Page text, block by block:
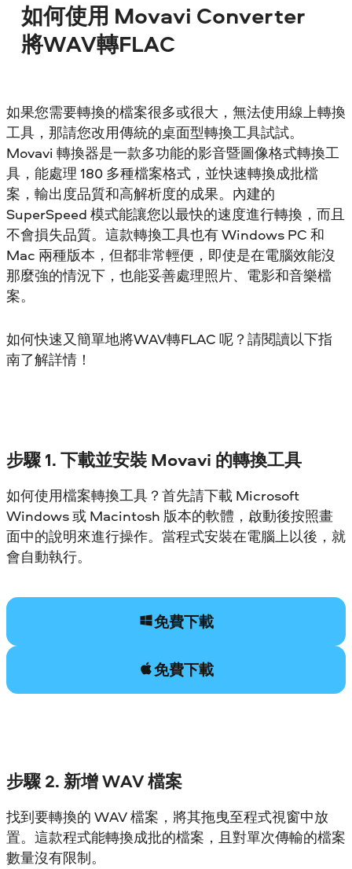
如何使用 Movavi Converter
將WAV轉FLAC
如果您需要轉換的檔案很多或很大，無法使用線上轉換
工具，那請您改用傳統的桌面型轉換工具試試。
Movavi 轉換器是一款多功能的影音暨圖像格式轉換工
具，能處理 180 多種檔案格式，並快速轉換成批檔
案，輸出度品質和高解析度的成果。內建的
SuperSpeed 模式能讓您以最快的速度進行轉換，而且
不會損失品質。這款轉換工具也有 Windows PC 和
Mac 兩種版本，但都非常輕便，即使是在電腦效能沒
那麼強的情況下，也能妥善處理照片、電影和音樂檔
案。
如何快速又簡單地將WAV轉FLAC 呢？請閱讀以下指
南了解詳情！
步驟 1. 下載並安裝 Movavi 的轉換工具
如何使用檔案轉換工具？首先請下載 Microsoft
Windows 或 Macintosh 版本的軟體，啟動後按照畫
面中的說明來進行操作。當程式安裝在電腦上以後，就
會自動執行。
免費下載
免費下載
步驟 2. 新增 WAV 檔案
找到要轉換的 WAV 檔案，將其拖曳至程式視窗中放
置。這款程式能轉換成批的檔案，且對單次傳輸的檔案
數量沒有限制。